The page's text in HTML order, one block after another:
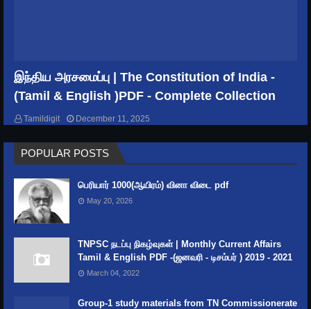
Keep Time Management
GENERAL KNOWLEDGE
India's Rivers and their Names, origin &
Length
இந்திய அரசமைப்பு | The Constitution of India -
(Tamil & English )PDF - Complete Collection
Tamildigit December 11, 2025
POPULAR POSTS
பெரியார் 1000(ஆயிரம்) வினா விடை pdf
May 20, 2026
TNPSC நடப்பு நிகழ்வுகள் | Monthly Current Affairs
Tamil & English PDF -(ஜனவரி - டிசம்பர் ) 2019 - 2021
March 04, 2022
Group-1 study materials from TN Commissionerate